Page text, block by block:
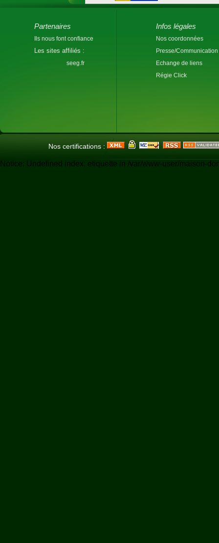
Partenaires
Ils nous font confiance
Les sites affiliés :
seeg.fr
Infos légales
Nos coordonnées
Presse/Communication
Echange de liens
Régie Click
Nos certifications :
Notice: Undefined index: etiquette in /var/www-user/maison-